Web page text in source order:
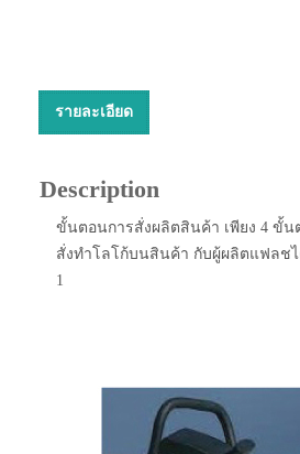
รายละเอียด
Description
ขั้นตอนการสั่งผลิตสินค้า เพียง 4 ขั้น
สั่งทำโลโก้บนสินค้า กับผู้ผลิตแฟลช
1